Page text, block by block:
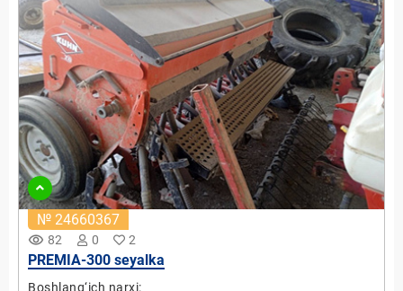
remove_red_eye 82 0 2
№ 24660367
PREMIA-300 seyalka
Boshlang‘ich narxi: